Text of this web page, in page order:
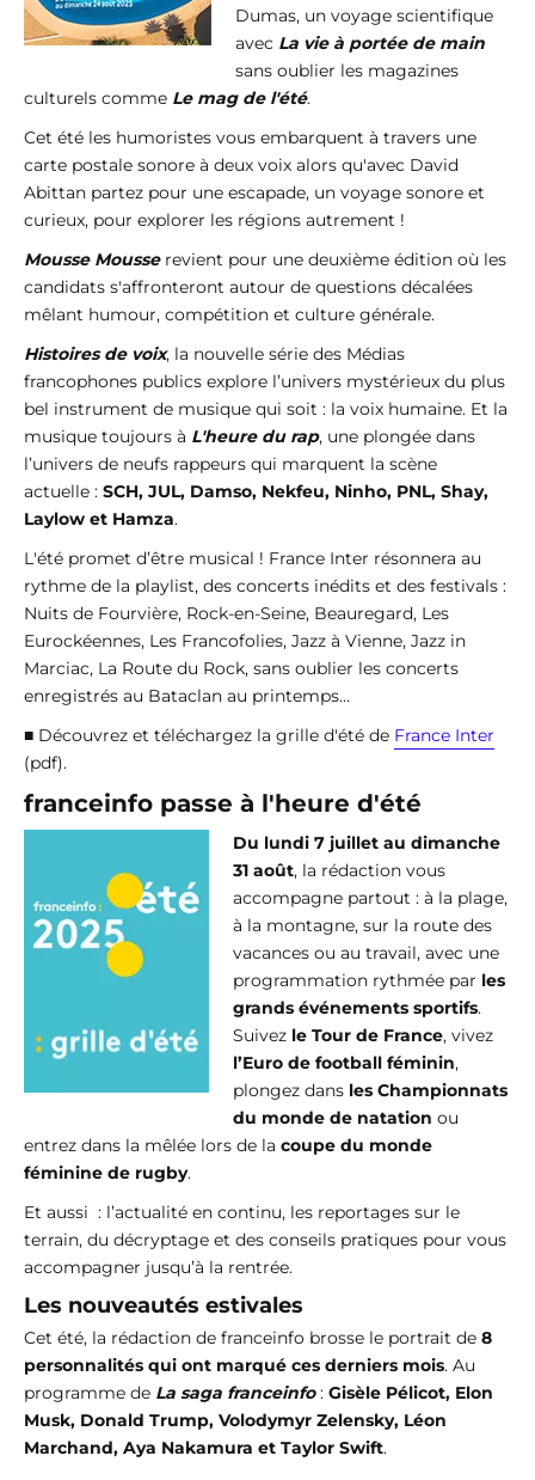
Dumas, un voyage scientifique
avec La vie à portée de main
sans oublier les magazines
culturels comme Le mag de l'été.
Cet été les humoristes vous embarquent à travers une
carte postale sonore à deux voix alors qu'avec David
Abittan partez pour une escapade, un voyage sonore et
curieux, pour explorer les régions autrement !
Mousse Mousserevient pour une deuxième édition où les
candidats s'affronteront autour de questions décalées
mêlant humour, compétition et culture générale.
Histoires de voix, la nouvelle série des Médias
francophones publics explore l’univers mystérieux du plus
bel instrument de musique qui soit : la voix humaine. Et la
musique toujours à L'heure du rap, une plongée dans
l’univers de neufs rappeurs qui marquent la scène
actuelle : SCH, JUL, Damso, Nekfeu, Ninho, PNL, Shay,
Laylow et Hamza.
L'été promet d’être musical ! France Inter résonnera au
rythme de la playlist, des concerts inédits et des festivals :
Nuits de Fourvière, Rock-en-Seine, Beauregard, Les
Eurockéennes, Les Francofolies, Jazz à Vienne, Jazz in
Marciac, La Route du Rock, sans oublier les concerts
enregistrés au Bataclan au printemps…
■ Découvrez et téléchargez la grille d'été de France Inter
(pdf).
franceinfo passe à l'heure d'été
Du lundi 7 juillet au dimanche
31 août, la rédaction vous
accompagne partout : à la plage,
à la montagne, sur la route des
vacances ou au travail, avec une
programmation rythmée par les
grands événements sportifs.
Suivez le Tour de France, vivez
l’Euro de football féminin,
plongez dans les Championnats
du monde de natation ou
entrez dans la mêlée lors de la coupe du monde
féminine de rugby.
Et aussi : l’actualité en continu, les reportages sur le
terrain, du décryptage et des conseils pratiques pour vous
accompagner jusqu’à la rentrée.
Les nouveautés estivales
Cet été, la rédaction de franceinfo brosse le portrait de 8
personnalités qui ont marqué ces derniers mois. Au
programme de La saga franceinfo: Gisèle Pélicot, Elon
Musk, Donald Trump, Volodymyr Zelensky, Léon
Marchand, Aya Nakamura et Taylor Swift.